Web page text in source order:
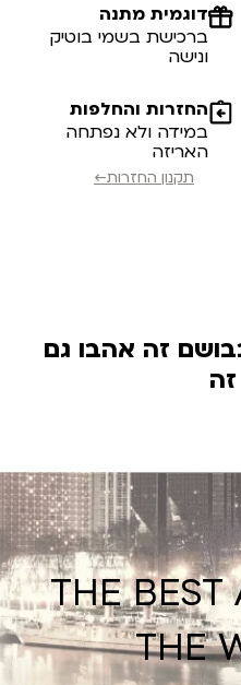
דוגמית מתנה
ברכישת בשמי בוטיק
ונישה
החזרות והחלפות
במידה ולא נפתחה
האריזה
תקנון החזרות←
זה אהבו גם
THE BEST
THE